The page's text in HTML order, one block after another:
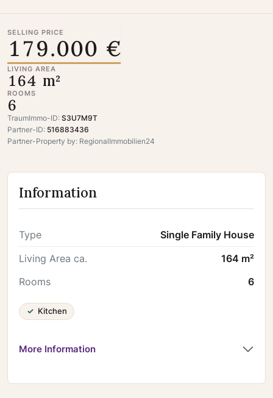
179.000 €
SELLING PRICE
164 m²
LIVING AREA
6
ROOMS
TraumImmo-ID: S3U7M9T
Partner-ID: 516883436
Partner-Property by: RegionalImmobilien24
Information
Type
Single Family House
Living Area ca.
164 m²
Rooms
6
Kitchen
More Information